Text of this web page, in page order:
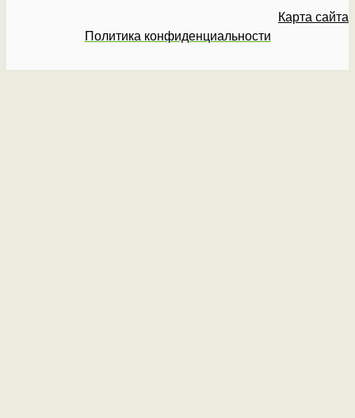
Карта сайта
Политика конфиденциальности